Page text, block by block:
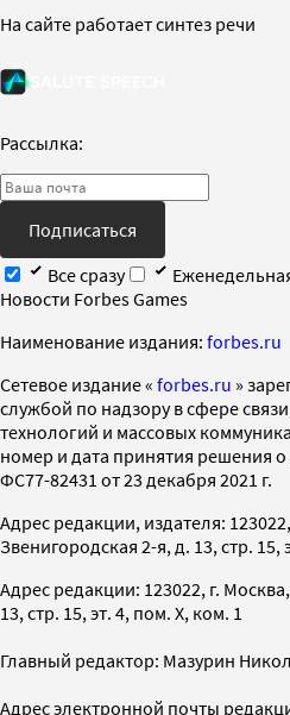
На сайте работает синтез речи
Рассылка:
Подписаться
Все сразу
Новости Forbes Games
Наименование издания: forbes.ru
Cетевое издание « forbes.ru »
службой по надзору в сфере
технологий и массовых
номер и дата принятия решения
ФС77-82431 от 23 декабря 2021 г.
Адрес редакции, издателя:
Звенигородская 2-я, д. 13, стр. 15,
Адрес редакции: 123022, г.
13, стр. 15, эт. 4, пом. X, ком. 1
Главный редактор: Мазурин
Адрес электронной почты